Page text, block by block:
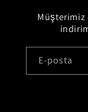
Müşterimiz
E-posta